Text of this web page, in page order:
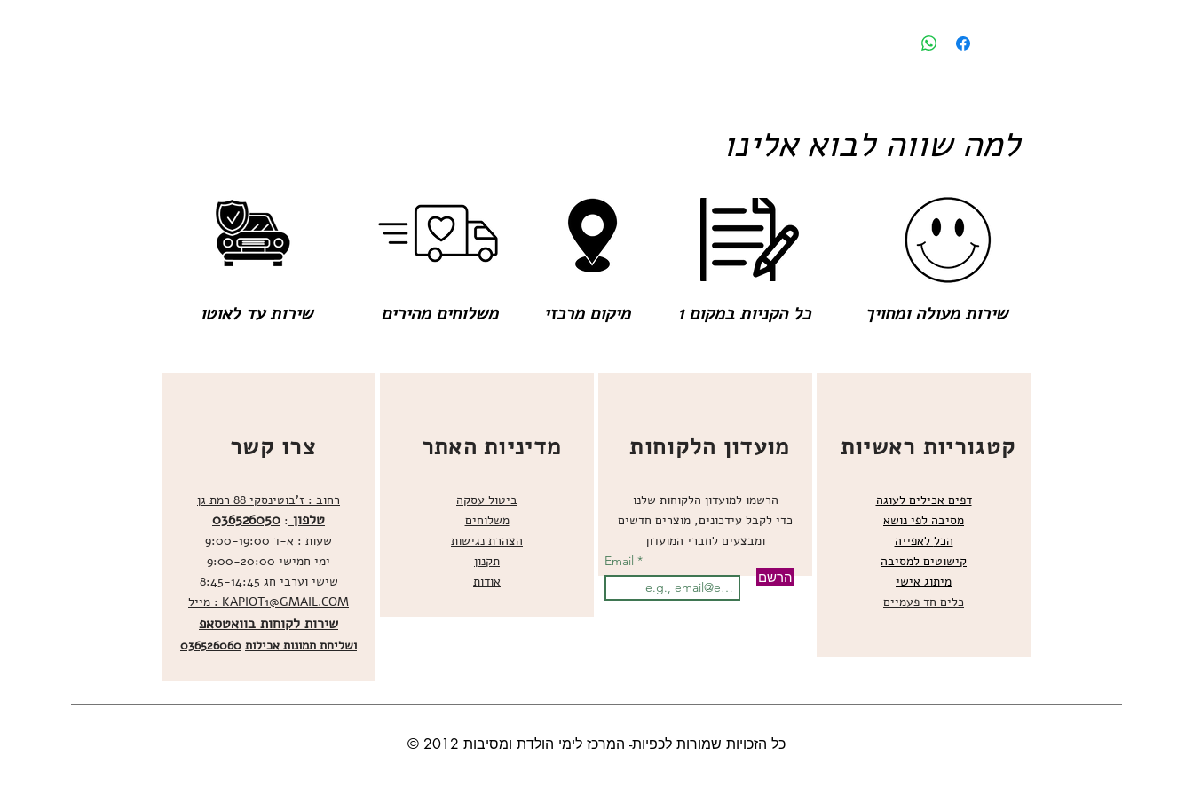
שירות עד לאוטו משלוחים מהירים
למה שווה לבוא אלינו
מיקום מרכזי כל הקניות במקום 1 שירות מעולה ומחויך
צרו קשר
רחוב : ז'בוטינסקי 88 רמת גן
טלפון :
036526050
שעות : א-ד 9:00-19:00
ימי חמישי 9:00-20:00
שישי וערבי חג 8:45-14:45
מייל : KAPIOT1@GMAIL.COM
שירות לקוחות בוואטסאפ
ושליחת תמונות אכילות 036526060
מדיניות האתר
ביטול עסקה
משלוחים
הצהרת נגישות
תקנון
אודות
מועדון הלקוחות
הרשמו למועדון הלקוחות שלנו
כדי לקבל עידכונים, מוצרים חדשים
ומבצעים לחברי המועדון
קטגוריות ראשיות
דפים אכילים לעוגה
מסיבה לפי נושא
הכל לאפייה
קישוטים למסיבה
מיתוג אישי
כלים חד פעמיים
Email
הרשם
© כל הזכויות שמורות לכפיות- המרכז לימי הולדת ומסיבות 2012